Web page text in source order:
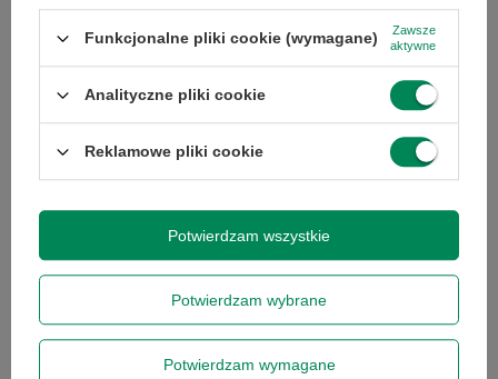
Stan Używany
Klasa A-
opakowania
dysku
256
Funkcjonalne pliki cookie (wymagane)
Zawsze
aktywne
Analityczne pliki cookie
Reklamowe pliki cookie
Potwierdzam wybrane
Potwierdzam wymagane
Potwierdzam wszystkie